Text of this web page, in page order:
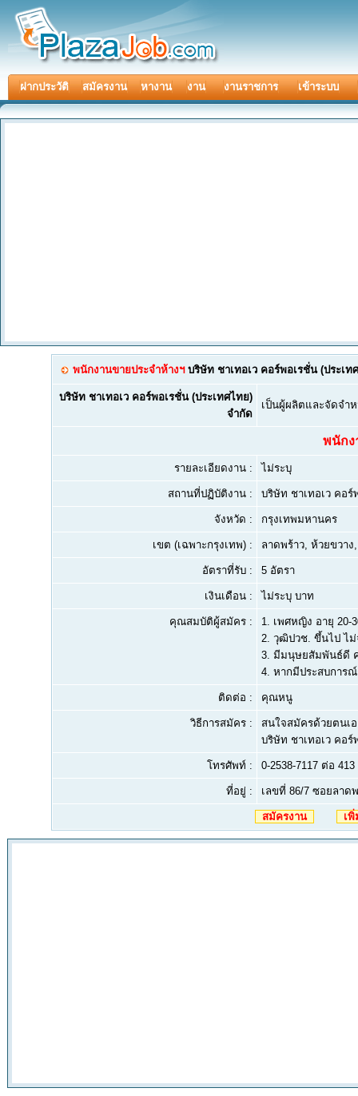
ฝากประวัติ สมัครงาน หางาน งาน งานราชการ เข้าระบบ
พนักงานขายประจำห้างฯบริษัท ชาเทอเว คอร์พอเรชั่น (ประเท
บริษัท ชาเทอเว คอร์พอเรชั่น (ประเทศไทย)
จำกัด
เป็นผู้ผลิตและจัดจำ
พนักง
รายละเอียดงาน : ไม่ระบุ
สถานที่ปฏิบัติงาน : บริษัท ชาเทอเว คอร์
จังหวัด : กรุงเทพมหานคร
เขต (เฉพาะกรุงเทพ) : ลาดพร้าว, ห้วยขวา
อัตราที่รับ : 5 อัตรา
เงินเดือน : ไม่ระบุ บาท
คุณสมบัติผู้สมัคร : 1. เพศหญิง อายุ 20-
2. วุฒิปวช. ขึ้นไป ไม่
3. มีมนุษยสัมพันธ์ดี
4. หากมีประสบการ
ติดต่อ : คุณหนู
วิธีการสมัคร :
สนใจสมัครด้วยตนเ
บริษัท ชาเทอเว คอร์
โทรศัพท์ : 0-2538-7117 ต่อ 413
ที่อยู่ : เลขที่ 86/7 ซอยลาด
สมัครงาน เ